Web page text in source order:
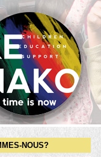
NOUS?